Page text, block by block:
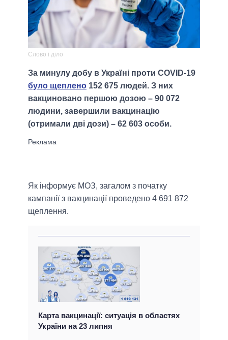
Слово і діло
За минулу добу в Україні проти COVID-19
було щеплено 152 675 людей. З них
вакциновано першою дозою – 90 072
людини, завершили вакцинацію
(отримали дві дози) – 62 603 особи.
Як інформує МОЗ, загалом з початку
кампанії з вакцинації проведено 4 691 872
щеплення.
Карта вакцинації: ситуація в областях
України на 23 липня